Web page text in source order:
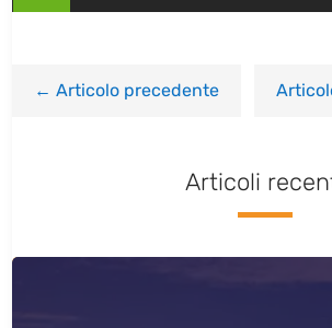
←Articolo precedente
Articoli